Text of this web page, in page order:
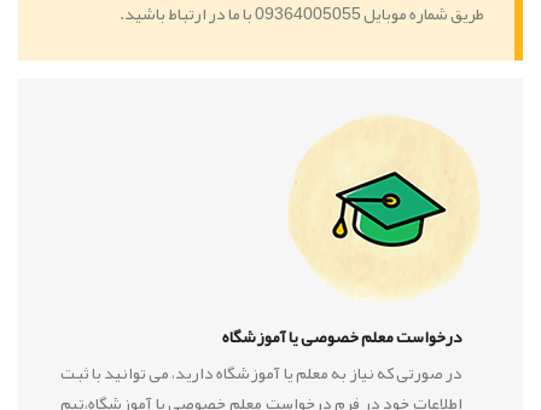
طریق شماره موبایل 09364005055 با ما در ارتباط باشید.
درخواست معلم خصوصی یا آموزشگاه
در صورتی که نیاز به معلم یا آموزشگاه دارید، می توانید با ثبت
اطلاعات خود در فرم درخواست معلم خصوصی یا آموزشگاه،تیم